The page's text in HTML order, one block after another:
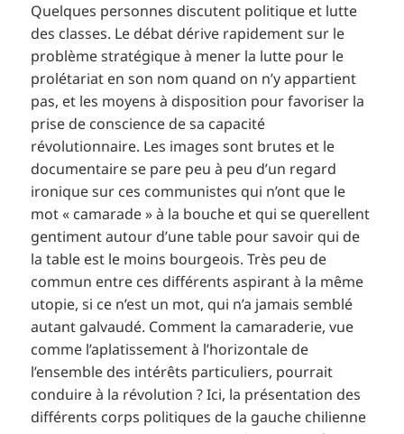
Quelques personnes discutent politique et lutte
des classes. Le débat dérive rapidement sur le
problème stratégique à mener la lutte pour le
prolétariat en son nom quand on n’y appartient
pas, et les moyens à disposition pour favoriser la
prise de conscience de sa capacité
révolutionnaire. Les images sont brutes et le
documentaire se pare peu à peu d’un regard
ironique sur ces communistes qui n’ont que le
mot « camarade » à la bouche et qui se querellent
gentiment autour d’une table pour savoir qui de
la table est le moins bourgeois. Très peu de
commun entre ces différents aspirant à la même
utopie, si ce n’est un mot, qui n’a jamais semblé
autant galvaudé. Comment la camaraderie, vue
comme l’aplatissement à l’horizontale de
l’ensemble des intérêts particuliers, pourrait
conduire à la révolution ? Ici, la présentation des
différents corps politiques de la gauche chilienne